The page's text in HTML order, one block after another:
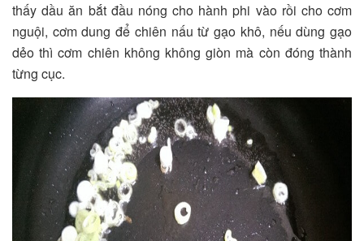
thấy dầu ăn bắt đầu nóng cho hành phi vào rồi cho cơm
nguội, cơm dung để chiên nấu từ gạo khô, nếu dùng gạo
dẻo thì cơm chiên không không giòn mà còn đóng thành
từng cục.